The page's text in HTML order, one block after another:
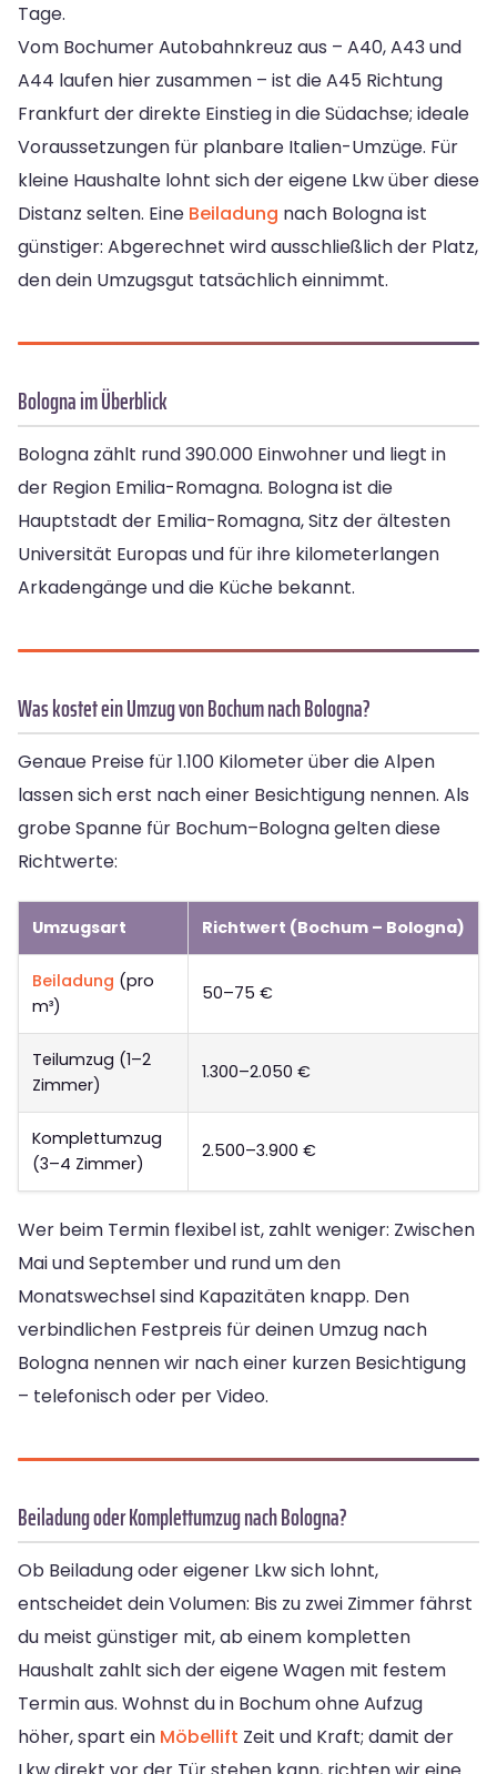
Tage.
Vom Bochumer Autobahnkreuz aus – A40, A43 und
A44 laufen hier zusammen – ist die A45 Richtung
Frankfurt der direkte Einstieg in die Südachse; ideale
Voraussetzungen für planbare Italien-Umzüge. Für
kleine Haushalte lohnt sich der eigene Lkw über diese
Distanz selten. Eine Beiladung nach Bologna ist
günstiger: Abgerechnet wird ausschließlich der Platz,
den dein Umzugsgut tatsächlich einnimmt.
Bologna im Überblick
Bologna zählt rund 390.000 Einwohner und liegt in
der Region Emilia-Romagna. Bologna ist die
Hauptstadt der Emilia-Romagna, Sitz der ältesten
Universität Europas und für ihre kilometerlangen
Arkadengänge und die Küche bekannt.
Was kostet ein Umzug von Bochum nach Bologna?
Genaue Preise für 1.100 Kilometer über die Alpen
lassen sich erst nach einer Besichtigung nennen. Als
grobe Spanne für Bochum–Bologna gelten diese
Richtwerte:
Umzugsart Richtwert (Bochum – Bologna)
Beiladung (pro
m³)
50–75 €
Teilumzug (1–2
Zimmer)
1.300–2.050 €
Komplettumzug
(3–4 Zimmer)
2.500–3.900 €
Wer beim Termin flexibel ist, zahlt weniger: Zwischen
Mai und September und rund um den
Monatswechsel sind Kapazitäten knapp. Den
verbindlichen Festpreis für deinen Umzug nach
Bologna nennen wir nach einer kurzen Besichtigung
– telefonisch oder per Video.
Beiladung oder Komplettumzug nach Bologna?
Ob Beiladung oder eigener Lkw sich lohnt,
entscheidet dein Volumen: Bis zu zwei Zimmer fährst
du meist günstiger mit, ab einem kompletten
Haushalt zahlt sich der eigene Wagen mit festem
Termin aus. Wohnst du in Bochum ohne Aufzug
höher, spart ein Möbellift Zeit und Kraft; damit der